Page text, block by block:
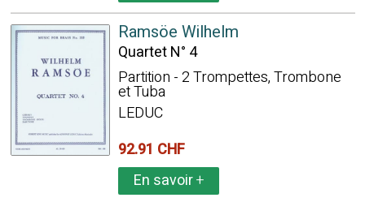
Ramsöe Wilhelm
Quartet N° 4
Partition - 2 Trompettes, Trombone
et Tuba
LEDUC
92.91 CHF
En savoir+